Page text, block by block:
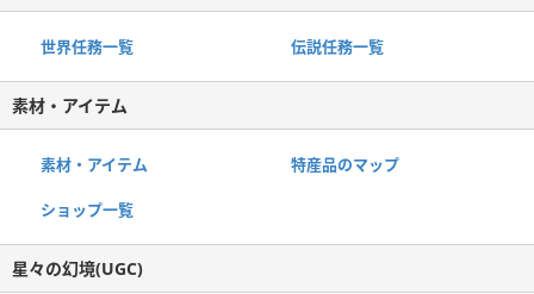
世界任務一覧 伝説任務一覧
素材・アイテム
素材・アイテム 特産品のマップ
ショップ一覧
星々の幻境(UGC)